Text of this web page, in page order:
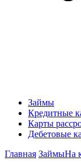
Займы
Кредитные
Карты
Дебетовые
Главная ЗаймыНа